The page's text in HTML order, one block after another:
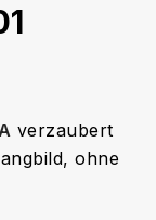
verzaubert
ohne